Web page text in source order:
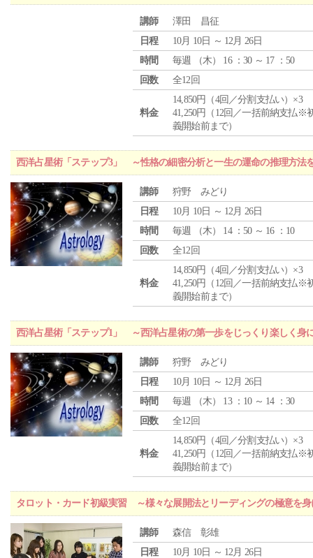
講師
澤田 昌征
日程
10月 10日 ～ 12月 26日
時間
毎週 （木） 16 ：30 ～ 17 ：50
回数
全12回
料金
14,850円（4回／分割支払い）×3
41,250円（12回／一括前納支払※
義開始前まで）
西洋占星術「ステップ3」 ～性格の細密分析と一生の運命の推理方法
講師
狩野 みどり
日程
10月 10日 ～ 12月 26日
時間
毎週 （木） 14 ：50 ～ 16 ：10
回数
全12回
料金
14,850円（4回／分割支払い）×3
41,250円（12回／一括前納支払※
義開始前まで）
西洋占星術「ステップ1」 ～西洋占星術の第一歩をじっくり楽しく身
講師
狩野 みどり
日程
10月 10日 ～ 12月 26日
時間
毎週 （木） 13 ：10 ～ 14 ：30
回数
全12回
料金
14,850円（4回／分割支払い）×3
41,250円（12回／一括前納支払※
義開始前まで）
タロット・カード初級実習 ～様々な展開法とリーディングの極意を身
講師
森信 彰雄
日程
10月 10日 ～ 12月 26日